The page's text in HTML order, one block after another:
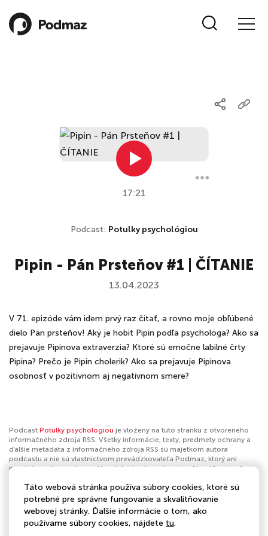
17:21
Podcast: Potulky psychológiou
Pipin - Pán Prsteňov #1 | ČÍTANIE
13.04.2023
V 71. epizóde vám idem prvý raz čítať, a rovno moje obľúbené
dielo Pán prsteňov! Aký je hobit Pipin podľa psychológa? Ako sa
prejavuje Pipinova extraverzia? Ktoré sú emočne labilné črty
Pipina? Prečo je Pipin cholerik? Ako sa prejavuje Pipinova
osobnosť v pozitívnom aj negatívnom smere?
Podcast Potulky psychológiou je vložený na túto stránku z otvoreného
informačného zdroja RSS. Všetky informácie, texty, predmety ochrany a
ďalšie metadáta z informačného zdroja RSS sú majetkom autora
podcastu a nie sú vlastníctvom prevádzkovateľa Podmaz, ktorý ani
nevytvára ani nezodpovedá za ich obsah podcastov. Ak máš za to, že
nahlásiť obsah. Ak je toto tvoj podcast a chceš získať kontrolu nad týmto
profilomklikni sem.
Autor:Potulky psychológiou
Táto webová stránka používa súbory cookies, ktoré sú
potrebné pre správne fungovanie a skvalitňovanie
webovej stránky. Ďalšie informácie o tom, ako
používame súbory cookies, nájdete tu.